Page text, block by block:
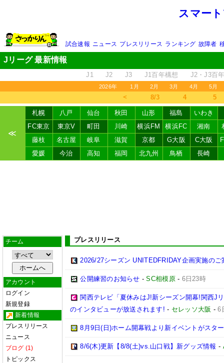
スマー
試合速報 ニュース プレスリリース ランキング 故障者
Jリーグ 最新情報
J1 J2 J3 J1百年構想 J2・J3百
2026年 1月 2月 3月 4月 5月
＜ 8/3 4 5
≪
札幌 八戸 仙台 秋田 山形 福島
いわき
FC東京
東京V 町田 川崎 横浜FM 横浜FC 湘南
藤枝
名古屋 岐阜 滋賀 京都 G大阪 C大阪
愛媛
今治 高知 福岡 北九州 鳥栖 長崎
チーム
アカウント
ログイン
新規登録
新着情報
プレスリリース
ニュース
ブログ (1)
トピックス
プレスリリース
2026/27シーズン UNITEDFRIDAY企画実施のご
公開練習のお知らせ -SC相模原- 6日23時
関西テレビ「夏休みはJ!新シーズン開幕!関西J
のインタビューが放送されます! - セレッソ大阪 -6
8月9日(日)ホーム開幕戦より新イベントがスタ
8/6(木)更新【8/8(土)vs.山口戦】新グッズ情報 -